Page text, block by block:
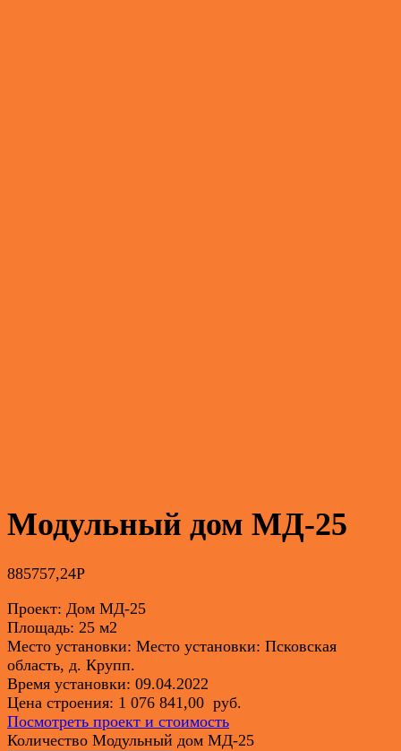
Модульный дом МД-25
885757,24Р
Проект: Дом МД-25
Площадь: 25 м2
Место установки: Место установки: Псковская
область, д. Крупп.
Время установки: 09.04.2022
Цена строения: 1 076 841,00 руб.
Посмотреть проект и стоимость
Количество Модульный дом МД-25